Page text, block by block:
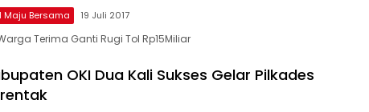
Maju Bersama 19 Juli 2017
Terima Ganti Rugi Tol Rp15Miliar
OKI Dua Kali Sukses Gelar Pilkades